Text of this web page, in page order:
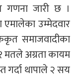
गणना जारी छ ।
उम्मेदवार
समाजवादीका
मतले अग्रता कायम
गर्दा थापाले २ सय